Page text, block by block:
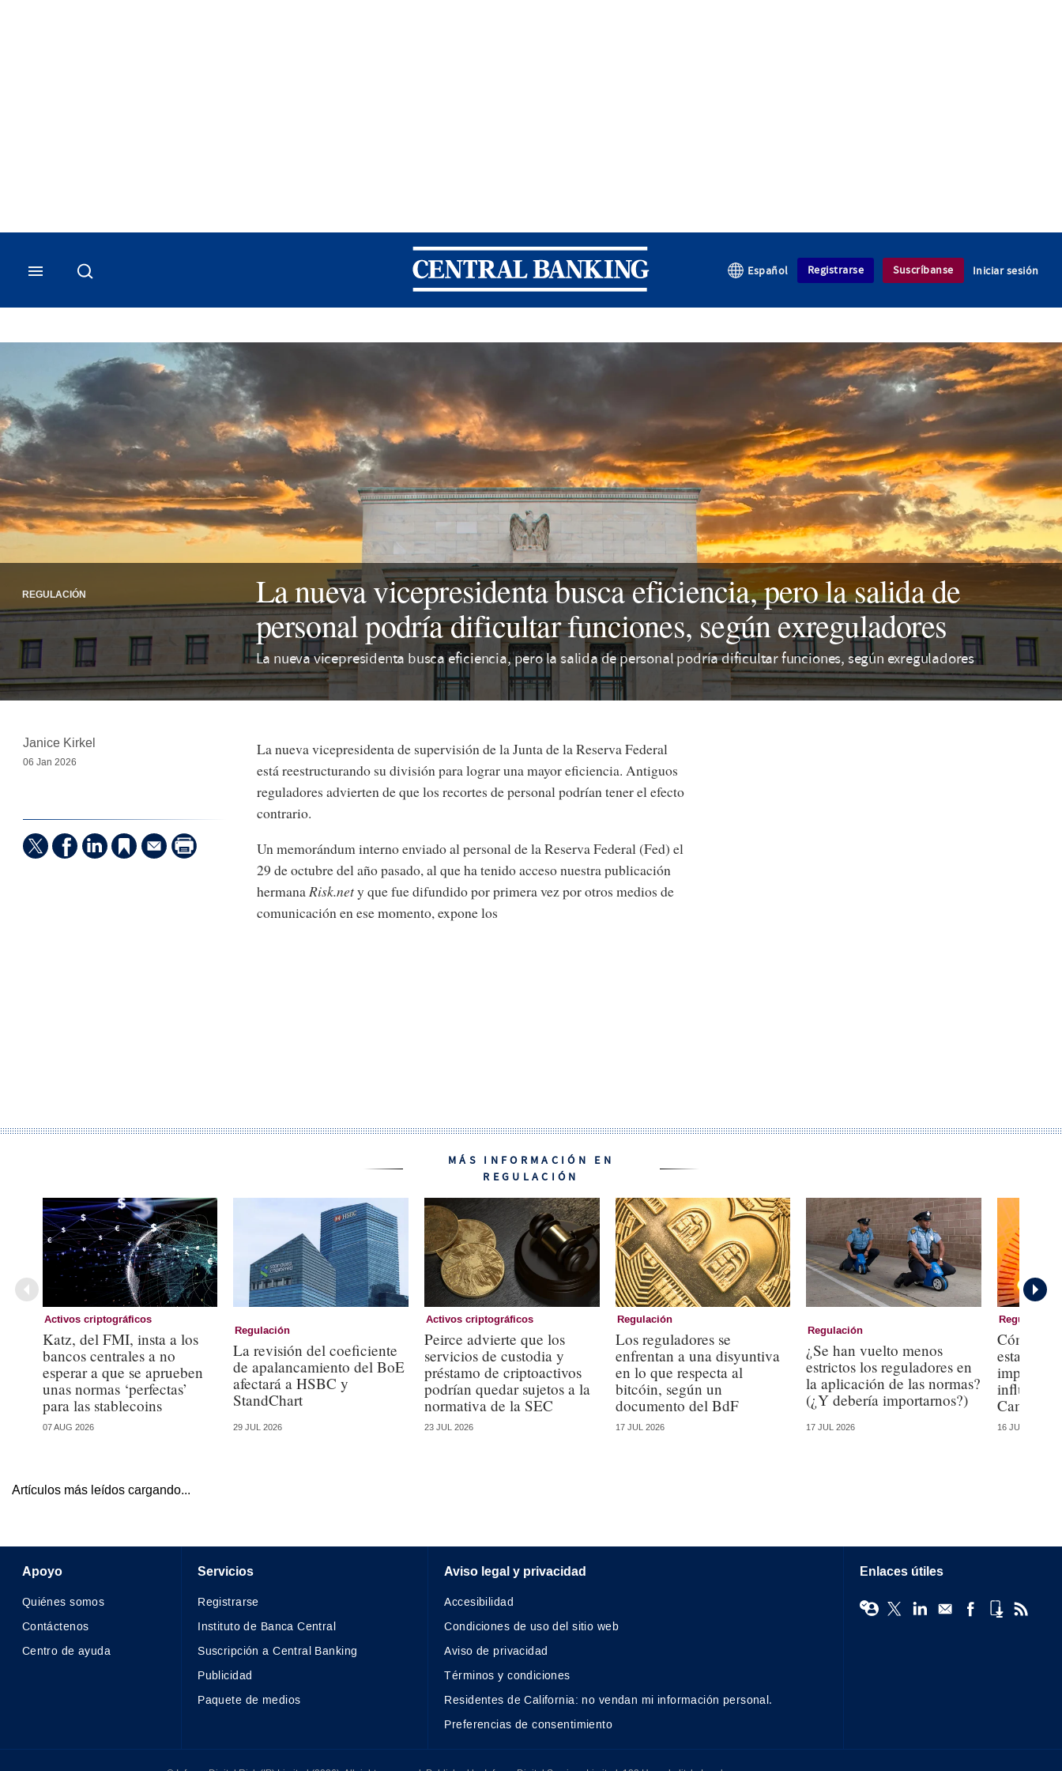
Central Banking
Español Registrarse Suscríbanse Iniciar sesión
REGULACIÓN
La nueva vicepresidenta busca eficiencia, pero la salida de
personal podría dificultar funciones, según exreguladores
La nueva vicepresidenta busca eficiencia, pero la salida de personal podría dificultar funciones, según exreguladores
Janice Kirkel
06 Jan 2026
La nueva vicepresidenta de supervisión de la Junta de la Reserva Federal
está reestructurando su división para lograr una mayor eficiencia. Antiguos
reguladores advierten de que los recortes de personal podrían tener el efecto
contrario.
Un memorándum interno enviado al personal de la Reserva Federal (Fed) el
29 de octubre del año pasado, al que ha tenido acceso nuestra publicación
hermanaRisk.nety que fue difundido por primera vez por otros medios de
comunicación en ese momento, expone los
MÁS INFORMACIÓN EN
REGULACIÓN
Activos criptográficos
Katz, del FMI, insta a los
bancos centrales a no
esperar a que se aprueben
unas normas ‘perfectas’
para las stablecoins
07 AUG 2026
Regulación
La revisión del coeficiente
de apalancamiento del BoE
afectará a HSBC y
StandChart
29 JUL 2026
Activos criptográficos
Peirce advierte que los
servicios de custodia y
préstamo de criptoactivos
podrían quedar sujetos a la
normativa de la SEC
23 JUL 2026
Regulación
Los reguladores se
enfrentan a una disyuntiva
en lo que respecta al
bitcóin, según un
documento del BdF
17 JUL 2026
Regulación
¿Se han vuelto menos
estrictos los reguladores en
la aplicación de las normas?
(¿Y debería importarnos?)
17 JUL 2026
Regulación
Cómo los
impedir
influya
Camels
16 JUL 2026
Artículos más leídos cargando...
Apoyo
Quiénes somos
Contáctenos
Centro de ayuda
Servicios
Registrarse
Instituto de Banca Central
Suscripción a Central Banking
Publicidad
Paquete de medios
Aviso legal y privacidad
Accesibilidad
Condiciones de uso del sitio web
Aviso de privacidad
Términos y condiciones
Residentes de California: no vendan mi información personal.
Preferencias de consentimiento
Enlaces útiles